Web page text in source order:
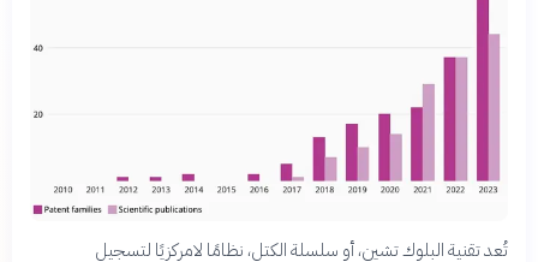
تُعد تقنية البلوك تشين، أو سلسلة الكتل، نظامًا لامركزيًا لتسجيل